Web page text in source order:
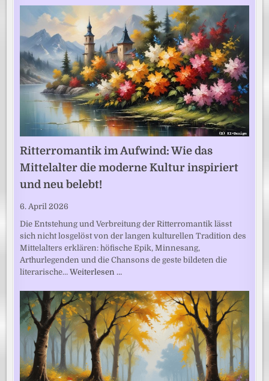
Ritterromantik im Aufwind: Wie das
Mittelalter die moderne Kultur inspiriert
und neu belebt!
6. April 2026
Die Entstehung und Verbreitung der Ritterromantik lässt
sich nicht losgelöst von der langen kulturellen Tradition des
Mittelalters erklären: höfische Epik, Minnesang,
Arthurlegenden und die Chansons de geste bildeten die
literarische…Weiterlesen …